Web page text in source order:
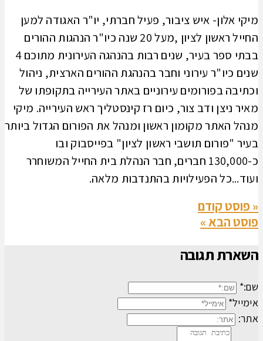
מיקי אלון- איש ציבור, פעיל חברתי, יו"ר האגודה למען
החייל ראשון לציון ,מעל 20 שנה כיו"ר הנהגות ההורים
בבתי ספר בעיר, שנים רבות בהנהגה העירונית מתוכם 4
שנים כיו"ר עירוני וחבר בהנהגת ההורים הארצית, ניהול
וכתיבה בפורומים עירוניים באתר העירייה בתקופתו של
מאיר ניצן ודב צור, כיום רז קינסטליך ראש העירייה. מיקי
מנהל האתר מקומון ראשון ומנהל את הפורום הגדול ביותר
בעיר "פורום תושבי ראשון לציון" בפייסבוק ובו
כ-130,000 חברים, חבר הנהלת בית החייל המשוחרר
ועוד...כל הפעילויות בהתנדבות מלאה.
« פוסט קודם
פוסט הבא »
השארת תגובה
שם:*
אימייל*
אתר: